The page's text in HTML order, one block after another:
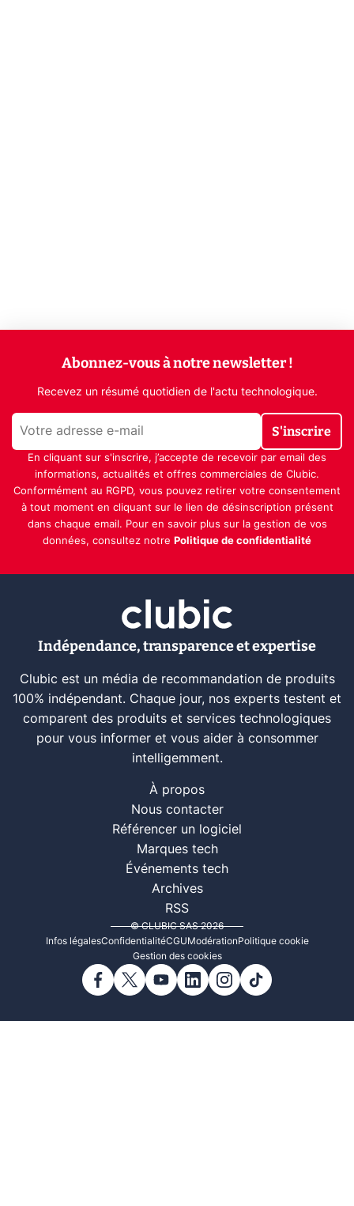
Abonnez-vous à notre newsletter !
Recevez un résumé quotidien de l'actu technologique.
S'inscrire
En cliquant sur s'inscrire, j’accepte de recevoir par email des
informations, actualités et offres commerciales de Clubic.
Conformément au RGPD, vous pouvez retirer votre consentement
à tout moment en cliquant sur le lien de désinscription présent
dans chaque email. Pour en savoir plus sur la gestion de vos
données, consultez notre Politique de confidentialité
Indépendance, transparence et expertise
Clubic est un média de recommandation de produits
100% indépendant. Chaque jour, nos experts testent et
comparent des produits et services technologiques
pour vous informer et vous aider à consommer
intelligemment.
À propos
Nous contacter
Référencer un logiciel
Marques tech
Événements tech
Archives
RSS
© CLUBIC SAS 2026
Infos légalesConfidentialitéCGUModérationPolitique cookie
Gestion des cookies